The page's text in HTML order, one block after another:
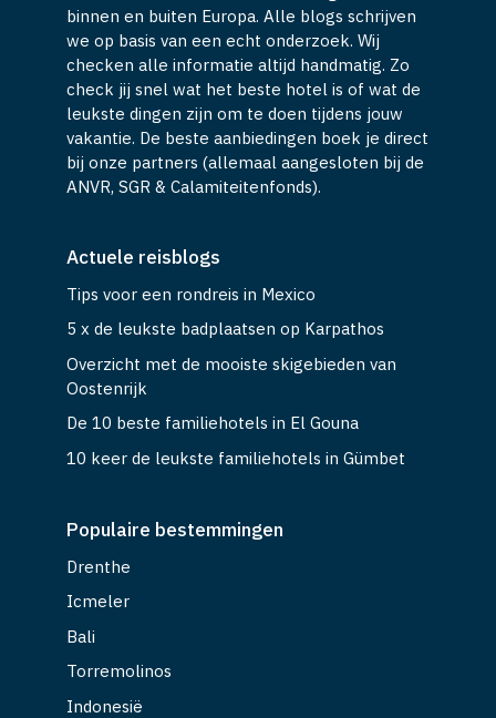
binnen en buiten Europa. Alle blogs schrijven
we op basis van een echt onderzoek. Wij
checken alle informatie altijd handmatig. Zo
check jij snel wat het beste hotel is of wat de
leukste dingen zijn om te doen tijdens jouw
vakantie. De beste aanbiedingen boek je direct
bij onze partners (allemaal aangesloten bij de
ANVR, SGR & Calamiteitenfonds).
Actuele reisblogs
Tips voor een rondreis in Mexico
5 x de leukste badplaatsen op Karpathos
Overzicht met de mooiste skigebieden van
Oostenrijk
De 10 beste familiehotels in El Gouna
10 keer de leukste familiehotels in Gümbet
Populaire bestemmingen
Drenthe
Icmeler
Bali
Torremolinos
Indonesië